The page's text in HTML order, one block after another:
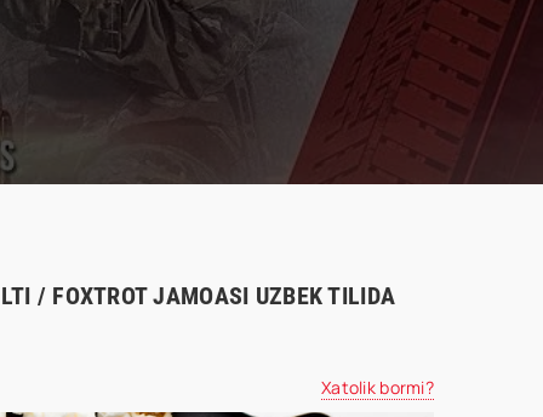
/ FOXTROT JAMOASI UZBEK TILIDA
Xatolik bormi?